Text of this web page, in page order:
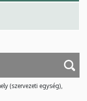
(szervezeti egység),